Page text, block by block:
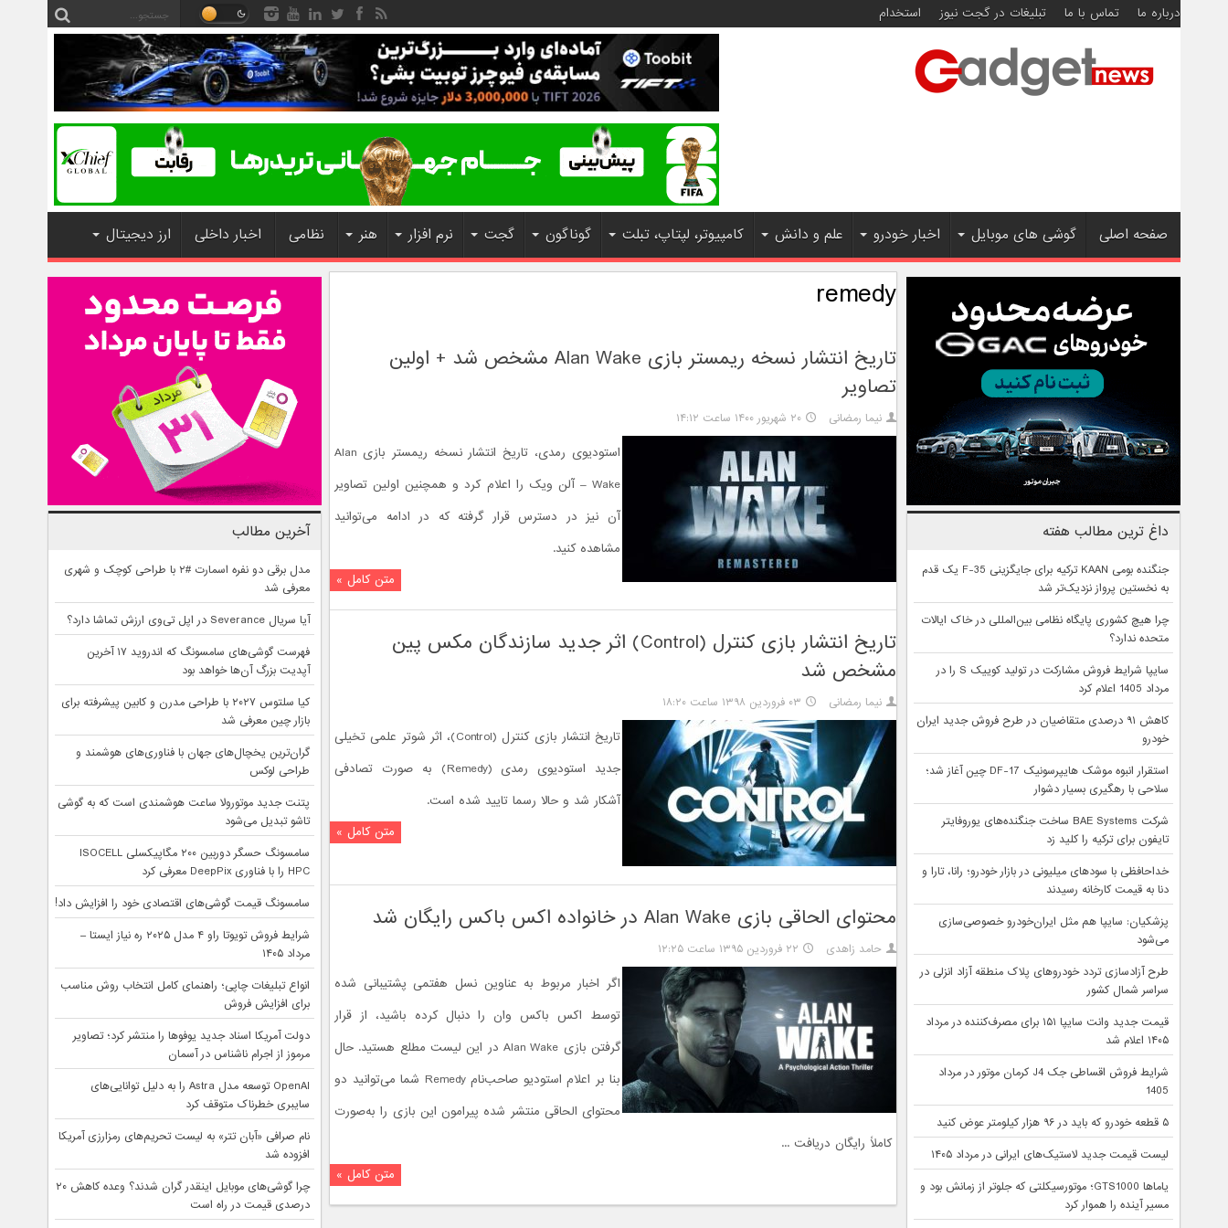
درباره ما تماس با ما تبلیغات در گجت نیوز استخدام
صفحه اصلی گوشی های موبایل اخبار خودرو علم و دانش کامپیوتر، لپتاپ، تبلت گوناگون گجت نرم افزار هنر نظامی اخبار داخلی ارز دیجیتال
remedy
تاریخ انتشار نسخه ریمستر بازی Alan Wake مشخص شد + اولین
تصاویر
نیما رمضانی ۲۰ شهریور ۱۴۰۰ ساعت ۱۴:۱۲
استودیوی رمدی، تاریخ انتشار نسخه ریمستر بازی Alan
Wake – آلن ویک را اعلام کرد و همچنین اولین تصاویر
آن نیز در دسترس قرار گرفته که در ادامه می‌توانید
مشاهده کنید.
متن کامل »
تاریخ انتشار بازی کنترل (Control) اثر جدید سازندگان مکس پین
مشخص شد
نیما رمضانی ۰۳ فروردین ۱۳۹۸ ساعت ۱۸:۲۰
تاریخ انتشار بازی کنترل (Control)، اثر شوتر علمی تخیلی
جدید استودیوی رمدی (Remedy) به صورت تصادفی
آشکار شد و حالا رسما تایید شده است.
متن کامل »
محتوای الحاقی بازی Alan Wake در خانواده اکس باکس رایگان شد
حامد زاهدی ۲۲ فروردین ۱۳۹۵ ساعت ۱۲:۲۵
اگر اخبار مربوط به عناوین نسل هفتمی پشتیبانی شده
توسط اکس باکس وان را دنبال کرده باشید، از قرار
گرفتن بازی Alan Wake در این لیست مطلع هستید. حال
بنا بر اعلام استودیو صاحب‌نام Remedy شما می‌توانید دو
محتوای الحاقی منتشر شده پیرامون این بازی را به‌صورت
کاملاً رایگان دریافت ...
متن کامل »
داغ ترین مطالب هفته
جنگنده بومی KAAN ترکیه برای جایگزینی F-35 یک قدم
به نخستین پرواز نزدیک‌تر شد
چرا هیچ کشوری پایگاه نظامی بین‌المللی در خاک ایالات
متحده ندارد؟
سایپا شرایط فروش مشارکت در تولید کوییک S را در
مرداد 1405 اعلام کرد
کاهش ۹۱ درصدی متقاضیان در طرح فروش جدید ایران
خودرو
استقرار انبوه موشک هایپرسونیک DF-17 چین آغاز شد؛
سلاحی با رهگیری بسیار دشوار
شرکت BAE Systems ساخت جنگنده‌های یوروفایتر
تایفون برای ترکیه را کلید زد
خداحافظی با سودهای میلیونی در بازار خودرو؛ رانا، تارا و
دنا به قیمت کارخانه رسیدند
پزشکیان: سایپا هم مثل ایران‌خودرو خصوصی‌سازی
می‌شود
طرح آزادسازی تردد خودروهای پلاک منطقه آزاد انزلی در
سراسر شمال کشور
قیمت جدید وانت سایپا ۱۵۱ برای مصرف‌کننده در مرداد
۱۴۰۵ اعلام شد
شرایط فروش اقساطی جک J4 کرمان موتور در مرداد
1405
۵ قطعه خودرو که باید در ۹۶ هزار کیلومتر عوض کنید
لیست قیمت جدید لاستیک‌های ایرانی در مرداد ۱۴۰۵
یاماها GTS1000؛ موتورسیکلتی که جلوتر از زمانش بود و
مسیر آینده را هموار کرد
آخرین مطالب
مدل برقی دو نفره اسمارت #۲ با طراحی کوچک و شهری
معرفی شد
آیا سریال Severance در اپل تی‌وی ارزش تماشا دارد؟
فهرست گوشی‌های سامسونگ که اندروید ۱۷ آخرین
آپدیت بزرگ آن‌ها خواهد بود
کیا سلتوس ۲۰۲۷ با طراحی مدرن و کابین پیشرفته برای
بازار چین معرفی شد
گران‌ترین یخچال‌های جهان با فناوری‌های هوشمند و
طراحی لوکس
پتنت جدید موتورولا ساعت هوشمندی است که به گوشی
تاشو تبدیل می‌شود
سامسونگ حسگر دوربین ۲۰۰ مگاپیکسلی ISOCELL
HPC را با فناوری DeepPix معرفی کرد
سامسونگ قیمت گوشی‌های اقتصادی خود را افزایش داد!
شرایط فروش تویوتا راو ۴ مدل ۲۰۲۵ ره نیاز ایستا –
مرداد ۱۴۰۵
انواع تبلیغات چاپی؛ راهنمای کامل انتخاب روش مناسب
برای افزایش فروش
دولت آمریکا اسناد جدید یوفوها را منتشر کرد؛ تصاویر
مرموز از اجرام ناشناس در آسمان
OpenAI توسعه مدل Astra را به دلیل توانایی‌های
سایبری خطرناک متوقف کرد
نام صرافی «آبان‌ تتر» به لیست تحریم‌های رمزارزی آمریکا
افزوده شد
چرا گوشی‌های موبایل اینقدر گران شدند؟ وعده کاهش ۲۰
درصدی قیمت در راه است